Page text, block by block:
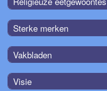
Sterke merken
Vakbladen
Visie